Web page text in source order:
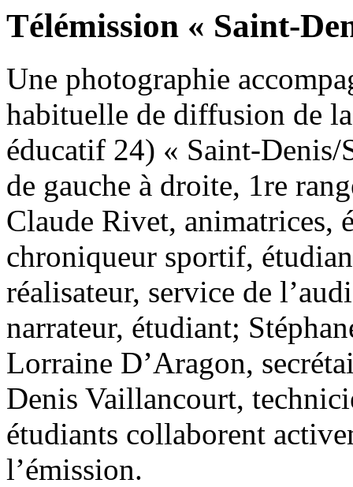
Télémission « Saint-
Une photographie
habituelle de diffusion de
éducatif 24) « Saint-Denis/
de gauche à droite, 1re
Claude Rivet, animatrices,
chroniqueur sportif,
réalisateur, service de
narrateur, étudiant;
Lorraine D’Aragon,
Denis Vaillancourt,
étudiants collaborent
l’émission.